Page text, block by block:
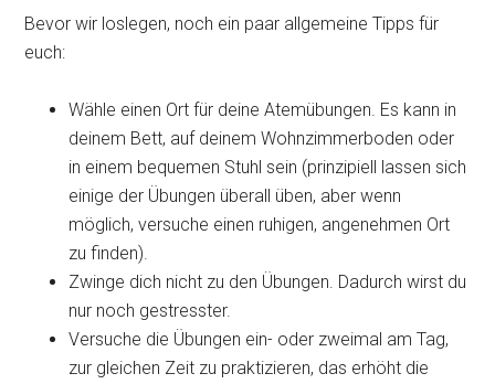
Bevor wir loslegen, noch ein paar allgemeine Tipps für
euch:
Wähle einen Ort für deine Atemübungen. Es kann in
deinem Bett, auf deinem Wohnzimmerboden oder
in einem bequemen Stuhl sein (prinzipiell lassen sich
einige der Übungen überall üben, aber wenn
möglich, versuche einen ruhigen, angenehmen Ort
zu finden).
Zwinge dich nicht zu den Übungen. Dadurch wirst du
nur noch gestresster.
Versuche die Übungen ein- oder zweimal am Tag,
zur gleichen Zeit zu praktizieren, das erhöht die